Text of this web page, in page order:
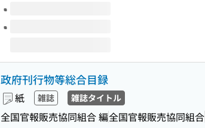
政府刊行物等総合目録
紙 雑誌 雑誌タイトル
全国官報販売協同組合 編全国官報販売協同組合